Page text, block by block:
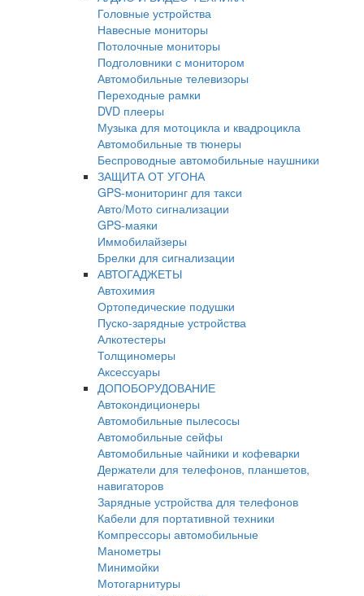
Головные устройства
Навесные мониторы
Потолочные мониторы
Подголовники с монитором
Автомобильные телевизоры
Переходные рамки
DVD плееры
Музыка для мотоцикла и квадроцикла
Автомобильные тв тюнеры
Беспроводные автомобильные наушники
ЗАЩИТА ОТ УГОНА
GPS-мониторинг для такси
Авто/Мото сигнализации
GPS-маяки
Иммобилайзеры
Брелки для сигнализации
АВТОГАДЖЕТЫ
Автохимия
Ортопедические подушки
Пуско-зарядные устройства
Алкотестеры
Толщиномеры
Аксессуары
ДОПОБОРУДОВАНИЕ
Автокондиционеры
Автомобильные пылесосы
Автомобильные сейфы
Автомобильные чайники и кофеварки
Держатели для телефонов, планшетов,
навигаторов
Зарядные устройства для телефонов
Кабели для портативной техники
Компрессоры автомобильные
Манометры
Минимойки
Мотогарнитуры